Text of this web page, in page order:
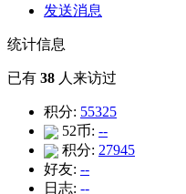
发送消息
统计信息
已有 38 人来访过
积分: 55325
52币: --
积分: 27945
好友: --
日志: --